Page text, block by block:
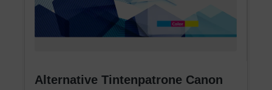
Alternative Tintenpatrone Canon